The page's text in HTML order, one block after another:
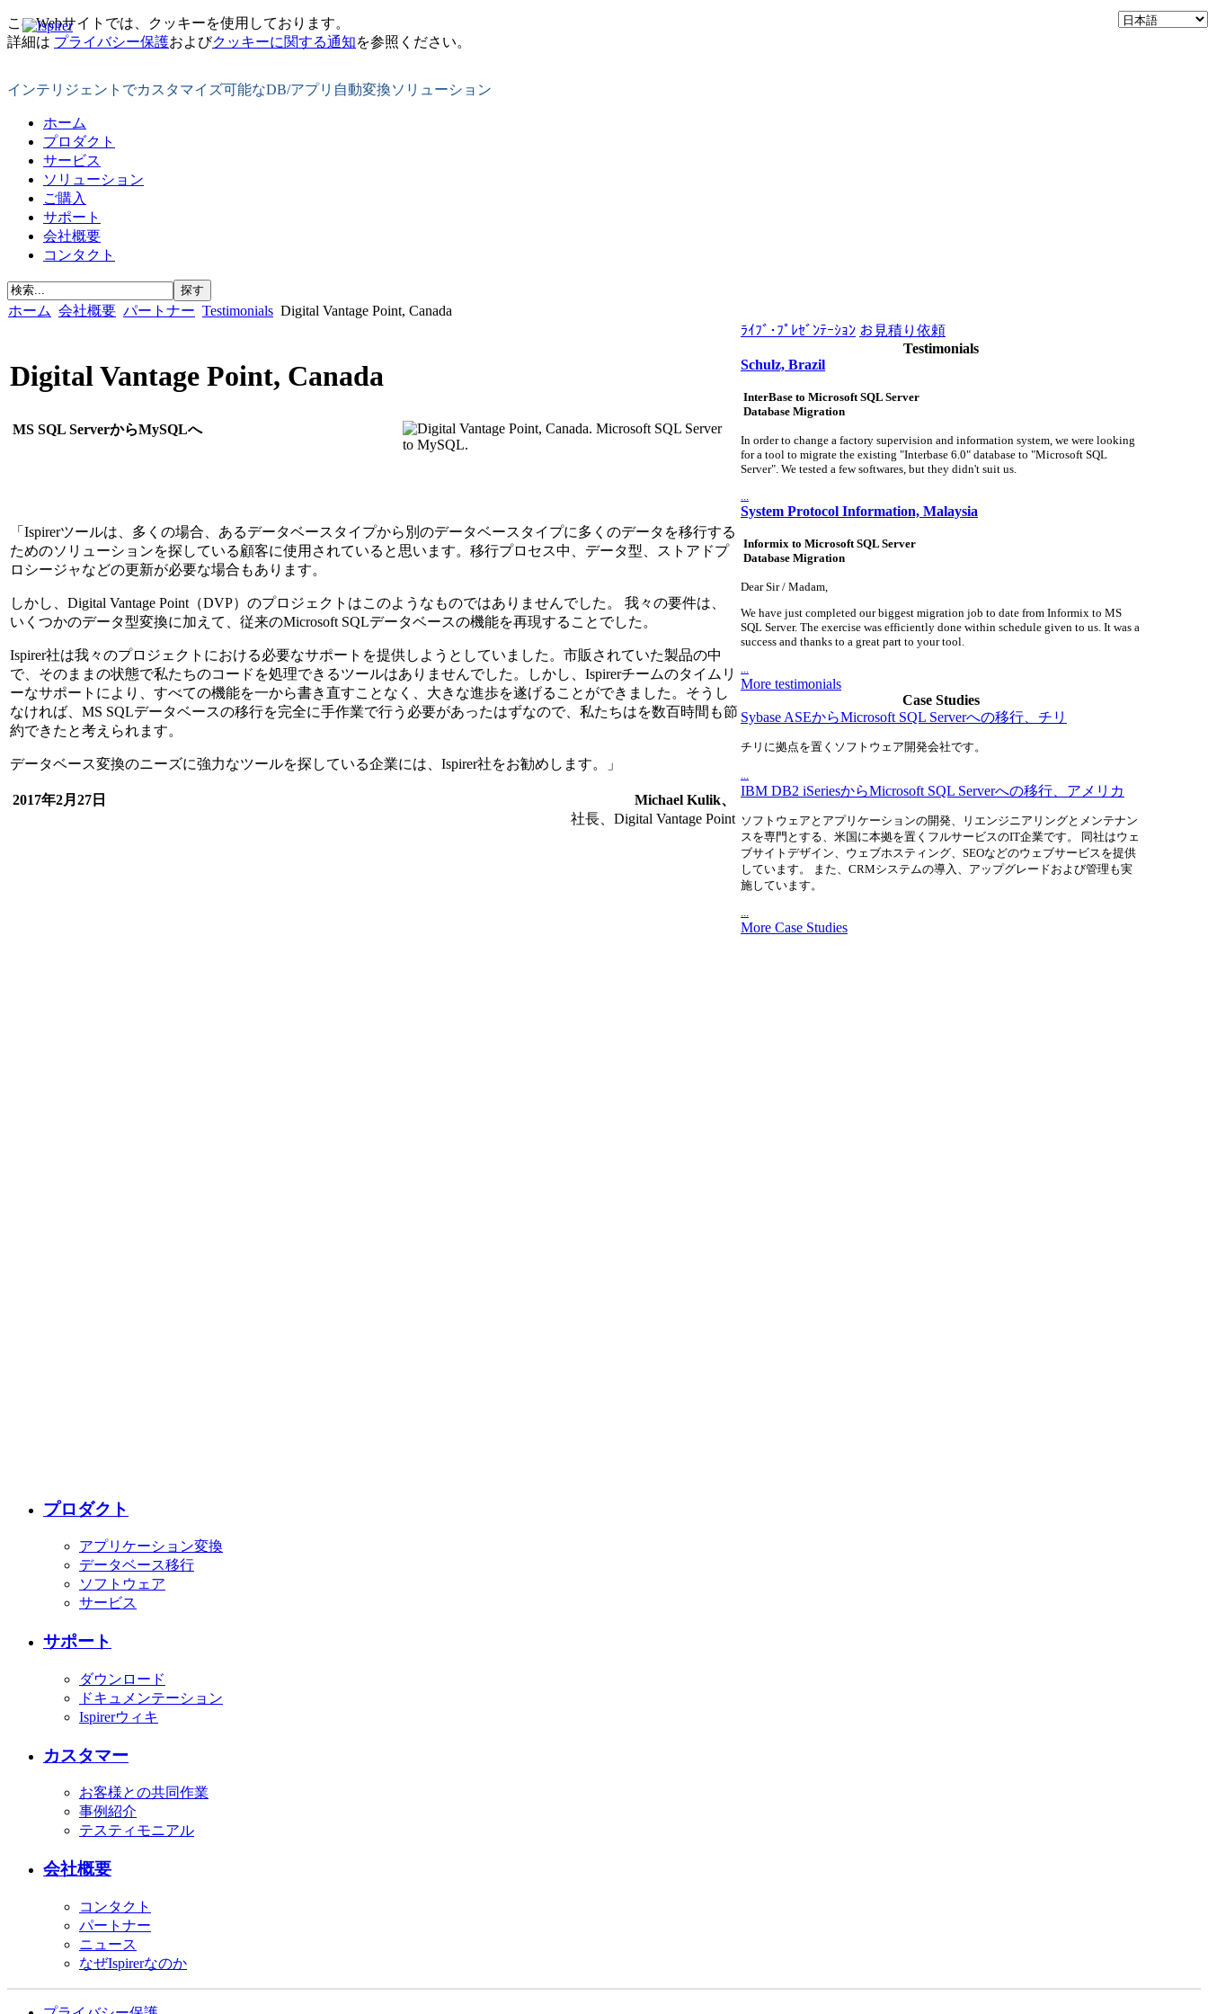
このWebサイトでは、クッキーを使用しております。
詳細は プライバシー保護およびクッキーに関する通知を参照ください。
インテリジェントでカスタマイズ可能なDB/アプリ自動変換ソリューション
ホーム
プロダクト
サービス
ソリューション
ご購入
サポート
会社概要
コンタクト
ホーム 会社概要 パートナー Testimonials Digital Vantage Point, Canada
Digital Vantage Point, Canada
MS SQL ServerからMySQLへ
「Ispirerツールは、多くの場合、あるデータベースタイプから別のデータベースタイプに多くのデータを移行する
ためのソリューションを探している顧客に使用されていると思います。移行プロセス中、データ型、ストアドプ
ロシージャなどの更新が必要な場合もあります。
しかし、Digital Vantage Point（DVP）のプロジェクトはこのようなものではありませんでした。 我々の要件は、
いくつかのデータ型変換に加えて、従来のMicrosoft SQLデータベースの機能を再現することでした。
Ispirer社は我々のプロジェクトにおける必要なサポートを提供しようとしていました。市販されていた製品の中
で、そのままの状態で私たちのコードを処理できるツールはありませんでした。しかし、Ispirerチームのタイムリ
ーなサポートにより、すべての機能を一から書き直すことなく、大きな進歩を遂げることができました。そうし
なければ、MS SQLデータベースの移行を完全に手作業で行う必要があったはずなので、私たちはを数百時間も節
約できたと考えられます。
データベース変換のニーズに強力なツールを探している企業には、Ispirer社をお勧めします。」
2017年2月27日
Michael Kulik、
社長、Digital Vantage Point
ﾗｲﾌﾞ･ﾌﾟﾚｾﾞﾝﾃｰｼｮﾝ お見積り依頼
Testimonials
Schulz, Brazil
InterBase to Microsoft SQL Server
Database Migration
In order to change a factory supervision and information system, we were looking
for a tool to migrate the existing "Interbase 6.0" database to "Microsoft SQL
Server". We tested a few softwares, but they didn't suit us.
System Protocol Information, Malaysia
Informix to Microsoft SQL Server
Database Migration
Dear Sir / Madam,
We have just completed our biggest migration job to date from Informix to MS
SQL Server. The exercise was efficiently done within schedule given to us. It was a
success and thanks to a great part to your tool.
More testimonials
Case Studies
Sybase ASEからMicrosoft SQL Serverへの移行、チリ
チリに拠点を置くソフトウェア開発会社です。
IBM DB2 iSeriesからMicrosoft SQL Serverへの移行、アメリカ
ソフトウェアとアプリケーションの開発、リエンジニアリングとメンテナン
スを専門とする、米国に本拠を置くフルサービスのIT企業です。 同社はウェ
ブサイトデザイン、ウェブホスティング、SEOなどのウェブサービスを提供
しています。 また、CRMシステムの導入、アップグレードおよび管理も実
施しています。
...
More Case Studies
プロダクト
アプリケーション変換
データベース移行
ソフトウェア
サービス
サポート
ダウンロード
ドキュメンテーション
Ispirerウィキ
カスタマー
お客様との共同作業
事例紹介
テスティモニアル
会社概要
コンタクト
パートナー
ニュース
なぜIspirerなのか